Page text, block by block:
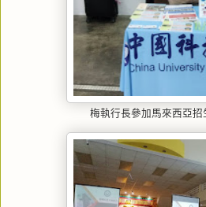
梅執行長參加馬來西亞招